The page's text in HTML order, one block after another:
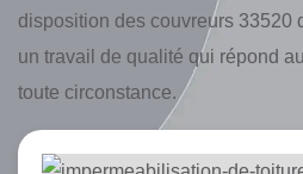
disposition des couvreurs 33520
un travail de qualité qui répond
toute circonstance.